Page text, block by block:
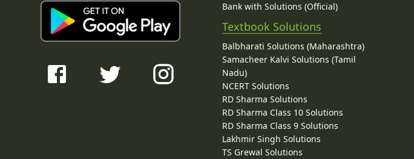
Bank with Solutions (Official)
Textbook Solutions
Balbharati Solutions (Maharashtra)
Samacheer Kalvi Solutions (Tamil
Nadu)
NCERT Solutions
RD Sharma Solutions
RD Sharma Class 10 Solutions
RD Sharma Class 9 Solutions
Lakhmir Singh Solutions
TS Grewal Solutions